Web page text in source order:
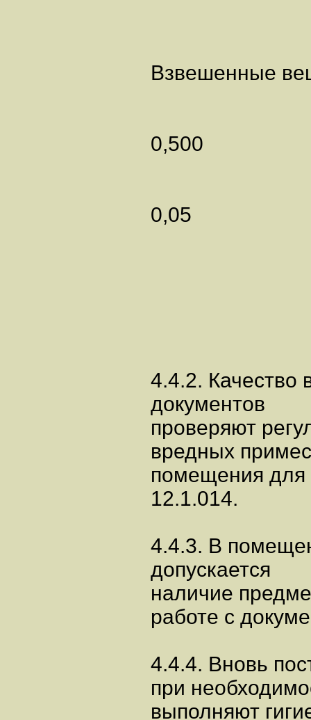
0,500
0,05
4.4.2. Качество
документов
проверяют
вредных
помещения для
12.1.014.
4.4.3. В
допускается
наличие
работе с
4.4.4. Вновь
при
выполняют